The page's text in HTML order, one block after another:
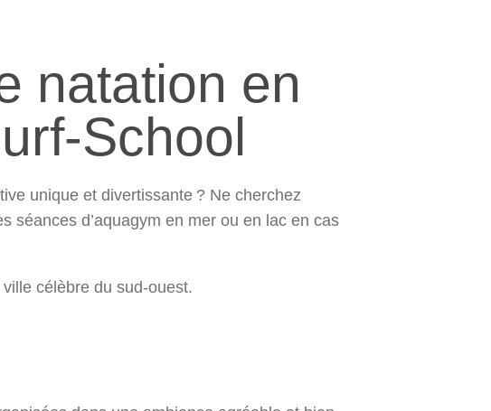
natation en
School
unique et divertissante ? Ne cherchez
séances d’aquagym en mer ou en lac en cas
célèbre du sud-ouest.